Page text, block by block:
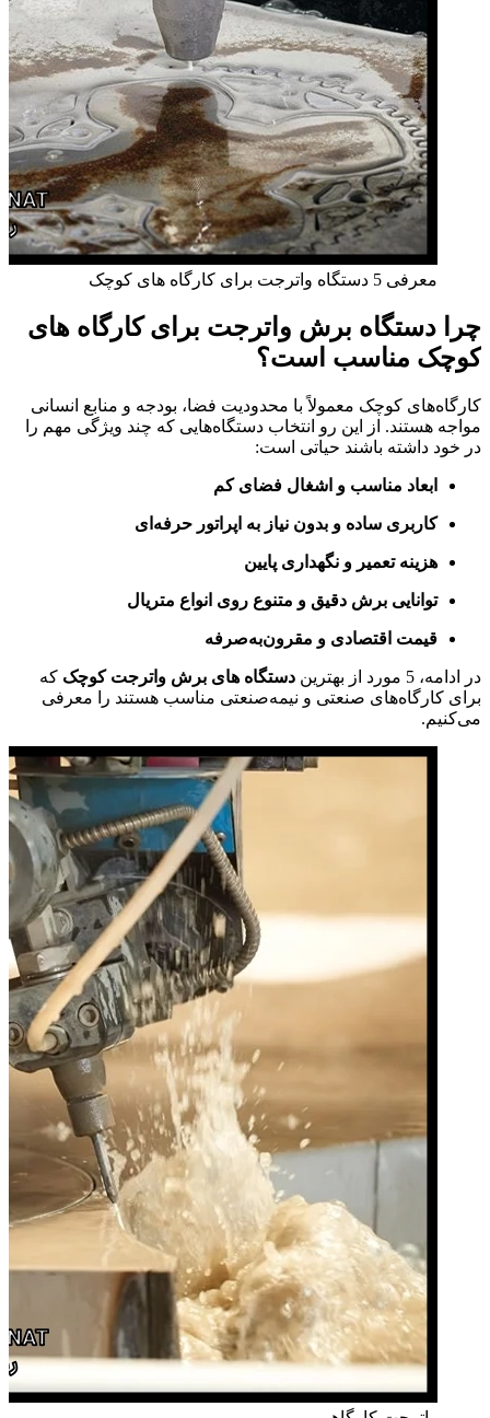
معرفی 5 دستگاه واترجت برای کارگاه های کوچک
چرا دستگاه برش واترجت برای کارگاه‌ های
کوچک مناسب است؟
کارگاه‌های کوچک معمولاً با محدودیت فضا، بودجه و منابع انسانی
مواجه هستند. از این رو انتخاب دستگاه‌هایی که چند ویژگی مهم را
در خود داشته باشند حیاتی است:
ابعاد مناسب و اشغال فضای کم
کاربری ساده و بدون نیاز به اپراتور حرفه‌ای
هزینه تعمیر و نگهداری پایین
توانایی برش دقیق و متنوع روی انواع متریال
قیمت اقتصادی و مقرون‌به‌صرفه
در ادامه، 5 مورد از بهترین دستگاه‌ های برش واترجت کوچک که
برای کارگاه‌های صنعتی و نیمه‌صنعتی مناسب هستند را معرفی
می‌کنیم.